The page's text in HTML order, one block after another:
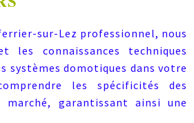
sur-Lez professionnel, nous
les connaissances techniques
domotiques dans votre
les spécificités des
garantissant ainsi une